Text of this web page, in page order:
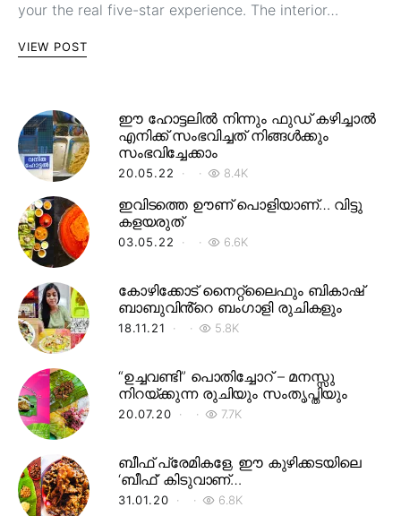
your the real five-star experience. The interior…
VIEW POST
ഈ ഹോട്ടലിൽ നിന്നും ഫുഡ് കഴിച്ചാൽ
എനിക്ക് സംഭവിച്ചത് നിങ്ങൾക്കും
സംഭവിച്ചേക്കാം
20.05.22 8.4K
ഇവിടത്തെ ഊണ് പൊളിയാണ്… വിട്ടു
കളയരുത്
03.05.22 6.6K
കോഴിക്കോട് നൈറ്റ്‌ലൈഫും ബികാഷ്
ബാബുവിൻ്റെ ബംഗാളി രുചികളും
18.11.21 5.8K
“ഉച്ചവണ്ടി” പൊതിച്ചോറ് – മനസ്സു
നിറയ്ക്കുന്ന രുചിയും സംതൃപ്തിയും
20.07.20 7.7K
ബീഫ് പ്രേമികളേ, ഈ കുഴിക്കടയിലെ
‘ബീഫ്’ കിടുവാണ്…
31.01.20 6.8K